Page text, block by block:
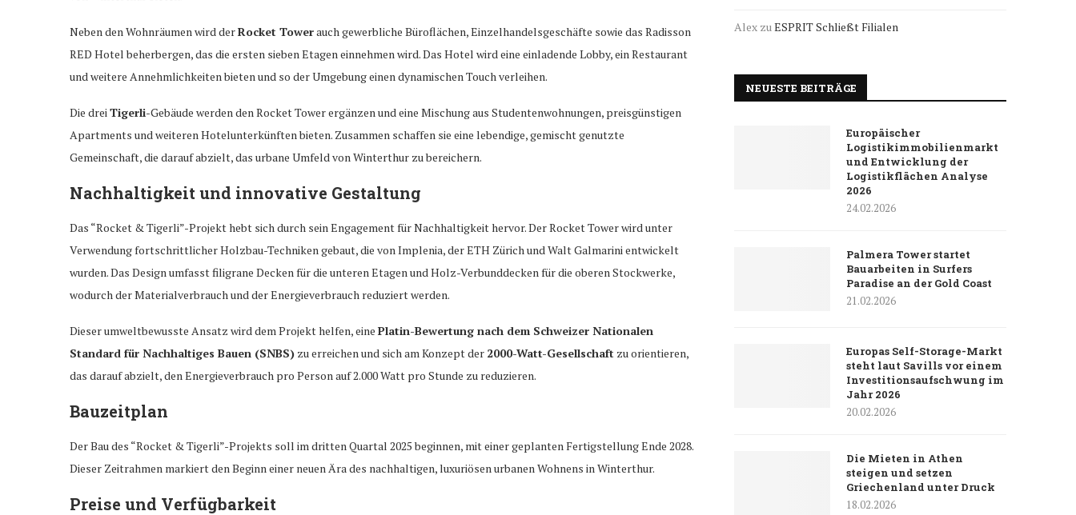
Neben den Wohnräumen wird derRocket Towerauch gewerbliche Büroflächen, Einzelhandelsgeschäfte sowie das Radisson
RED Hotel beherbergen, das die ersten sieben Etagen einnehmen wird. Das Hotel wird eine einladende Lobby, ein Restaurant
und weitere Annehmlichkeiten bieten und so der Umgebung einen dynamischen Touch verleihen.
Die dreiTigerli-Gebäude werden den Rocket Tower ergänzen und eine Mischung aus Studentenwohnungen, preisgünstigen
Apartments und weiteren Hotelunterkünften bieten. Zusammen schaffen sie eine lebendige, gemischt genutzte
Gemeinschaft, die darauf abzielt, das urbane Umfeld von Winterthur zu bereichern.
Nachhaltigkeit und innovative Gestaltung
Das “Rocket & Tigerli”-Projekt hebt sich durch sein Engagement für Nachhaltigkeit hervor. Der Rocket Tower wird unter
Verwendung fortschrittlicher Holzbau-Techniken gebaut, die von Implenia, der ETH Zürich und Walt Galmarini entwickelt
wurden. Das Design umfasst filigrane Decken für die unteren Etagen und Holz-Verbunddecken für die oberen Stockwerke,
wodurch der Materialverbrauch und der Energieverbrauch reduziert werden.
Dieser umweltbewusste Ansatz wird dem Projekt helfen, eine Platin-Bewertung nach dem Schweizer Nationalen
Standard für Nachhaltiges Bauen (SNBS) zu erreichen und sich am Konzept der 2000-Watt-Gesellschaft zu orientieren,
das darauf abzielt, den Energieverbrauch pro Person auf 2.000 Watt pro Stunde zu reduzieren.
Bauzeitplan
Der Bau des “Rocket & Tigerli”-Projekts soll im dritten Quartal 2025 beginnen, mit einer geplanten Fertigstellung Ende 2028.
Dieser Zeitrahmen markiert den Beginn einer neuen Ära des nachhaltigen, luxuriösen urbanen Wohnens in Winterthur.
Preise und Verfügbarkeit
Alex zuESPRIT Schließt Filialen
NEUESTE BEITRÄGE
Europäischer
Logistikimmobilienmarkt
und Entwicklung der
Logistikflächen Analyse
2026
24.02.2026
Palmera Tower startet
Bauarbeiten in Surfers
Paradise an der Gold Coast
21.02.2026
Europas Self-Storage-Markt
steht laut Savills vor einem
Investitionsaufschwung im
Jahr 2026
20.02.2026
Die Mieten in Athen
steigen und setzen
Griechenland unter Druck
18.02.2026